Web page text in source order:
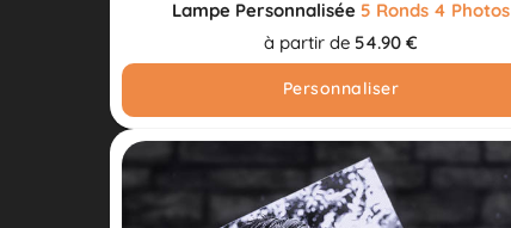
Lampe Personnalisée 5 Ronds 4 Photos
à partir de 54.90 €
Personnaliser